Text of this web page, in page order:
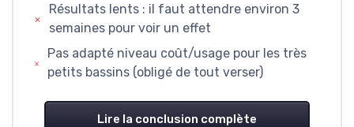
Résultats lents : il faut attendre environ 3
semaines pour voir un effet
Pas adapté niveau coût/usage pour les très
petits bassins (obligé de tout verser)
Lire la conclusion complète